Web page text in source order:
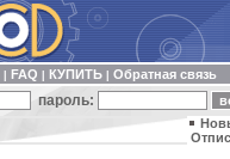
FAQ КУПИТЬ Обратная связь
пароль: